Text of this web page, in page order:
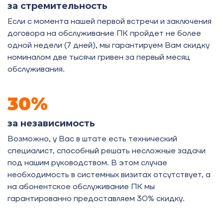
за стремительность
Если с момента нашей первой встречи и заключения
договора на обслуживание ПК пройдет не более
одной недели (7 дней), мы гарантируем Вам скидку
номиналом две тысячи гривен за первый месяц
обслуживания.
30%
за независимость
Возможно, у Вас в штате есть технический
специалист, способный решать несложные задачи
под нашим руководством. В этом случае
необходимость в системных визитах отсутствует, а
на абонентское обслуживание ПК мы
гарантированно предоставляем 30% скидку.